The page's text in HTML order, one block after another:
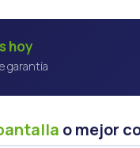
hoy
garantía
o mejor